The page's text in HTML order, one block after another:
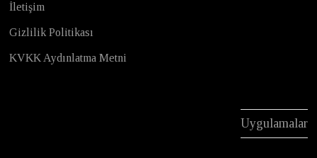
İletişim
Gizlilik Politikası
KVKK Aydınlatma Metni
Uygulamalar